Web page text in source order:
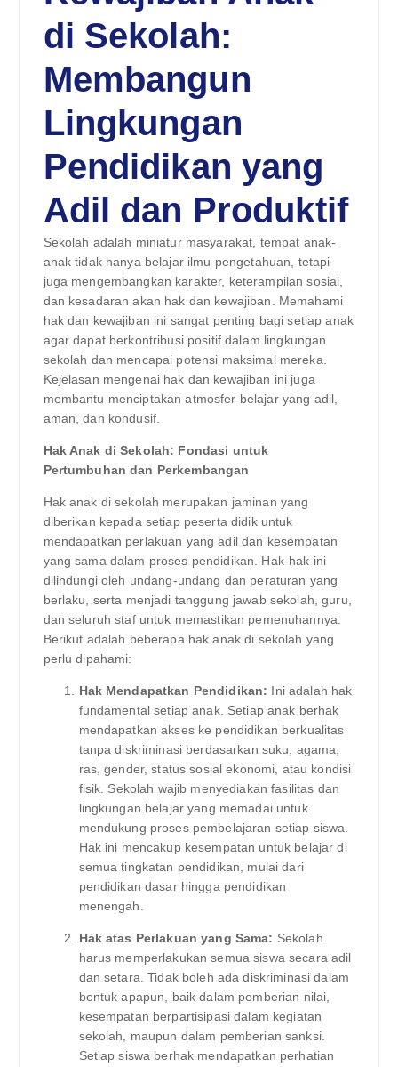
di Sekolah:
Membangun
Lingkungan
Pendidikan yang
Adil dan Produktif
Sekolah adalah miniatur masyarakat, tempat anak-
anak tidak hanya belajar ilmu pengetahuan, tetapi
juga mengembangkan karakter, keterampilan sosial,
dan kesadaran akan hak dan kewajiban. Memahami
hak dan kewajiban ini sangat penting bagi setiap anak
agar dapat berkontribusi positif dalam lingkungan
sekolah dan mencapai potensi maksimal mereka.
Kejelasan mengenai hak dan kewajiban ini juga
membantu menciptakan atmosfer belajar yang adil,
aman, dan kondusif.
Hak Anak di Sekolah: Fondasi untuk
Pertumbuhan dan Perkembangan
Hak anak di sekolah merupakan jaminan yang
diberikan kepada setiap peserta didik untuk
mendapatkan perlakuan yang adil dan kesempatan
yang sama dalam proses pendidikan. Hak-hak ini
dilindungi oleh undang-undang dan peraturan yang
berlaku, serta menjadi tanggung jawab sekolah, guru,
dan seluruh staf untuk memastikan pemenuhannya.
Berikut adalah beberapa hak anak di sekolah yang
perlu dipahami:
Hak Mendapatkan Pendidikan: Ini adalah hak
fundamental setiap anak. Setiap anak berhak
mendapatkan akses ke pendidikan berkualitas
tanpa diskriminasi berdasarkan suku, agama,
ras, gender, status sosial ekonomi, atau kondisi
fisik. Sekolah wajib menyediakan fasilitas dan
lingkungan belajar yang memadai untuk
mendukung proses pembelajaran setiap siswa.
Hak ini mencakup kesempatan untuk belajar di
semua tingkatan pendidikan, mulai dari
pendidikan dasar hingga pendidikan
menengah.
Hak atas Perlakuan yang Sama: Sekolah
harus memperlakukan semua siswa secara adil
dan setara. Tidak boleh ada diskriminasi dalam
bentuk apapun, baik dalam pemberian nilai,
kesempatan berpartisipasi dalam kegiatan
sekolah, maupun dalam pemberian sanksi.
Setiap siswa berhak mendapatkan perhatian